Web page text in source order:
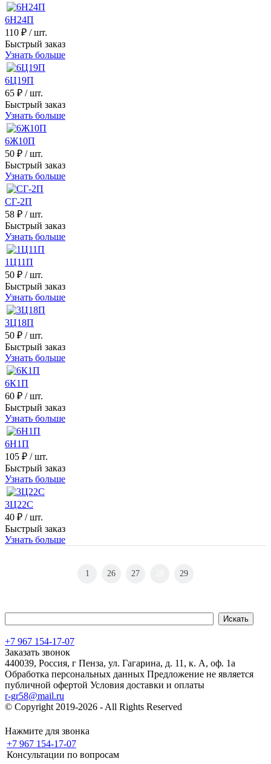
6Н24П
110 ₽ / шт.
Быстрый заказ
Узнать больше
6Ц19П
65 ₽ / шт.
Быстрый заказ
Узнать больше
6Ж10П
50 ₽ / шт.
Быстрый заказ
Узнать больше
СГ-2П
58 ₽ / шт.
Быстрый заказ
Узнать больше
1Ц11П
50 ₽ / шт.
Быстрый заказ
Узнать больше
3Ц18П
50 ₽ / шт.
Быстрый заказ
Узнать больше
6К1П
60 ₽ / шт.
Быстрый заказ
Узнать больше
6Н1П
105 ₽ / шт.
Быстрый заказ
Узнать больше
3Ц22С
40 ₽ / шт.
Быстрый заказ
Узнать больше
1 26 27 29
+7 967 154-17-07
Заказать звонок
440039, Россия, г Пенза, ул. Гагарина, д. 11, к. А, оф. 1а
Обработка персональных данных Предложение не является
публичной офертой Условия доставки и оплаты
r-gr58@mail.ru
© Copyright 2019-2026 - All Rights Reserved
Нажмите для звонка
+7 967 154-17-07
Консультации по вопросам